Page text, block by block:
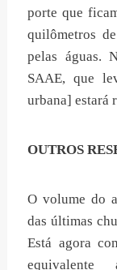
porte que
quilômetros
pelas águas.
SAAE, que
urbana] estará
OUTROS
O volume do
das últimas
Está agora